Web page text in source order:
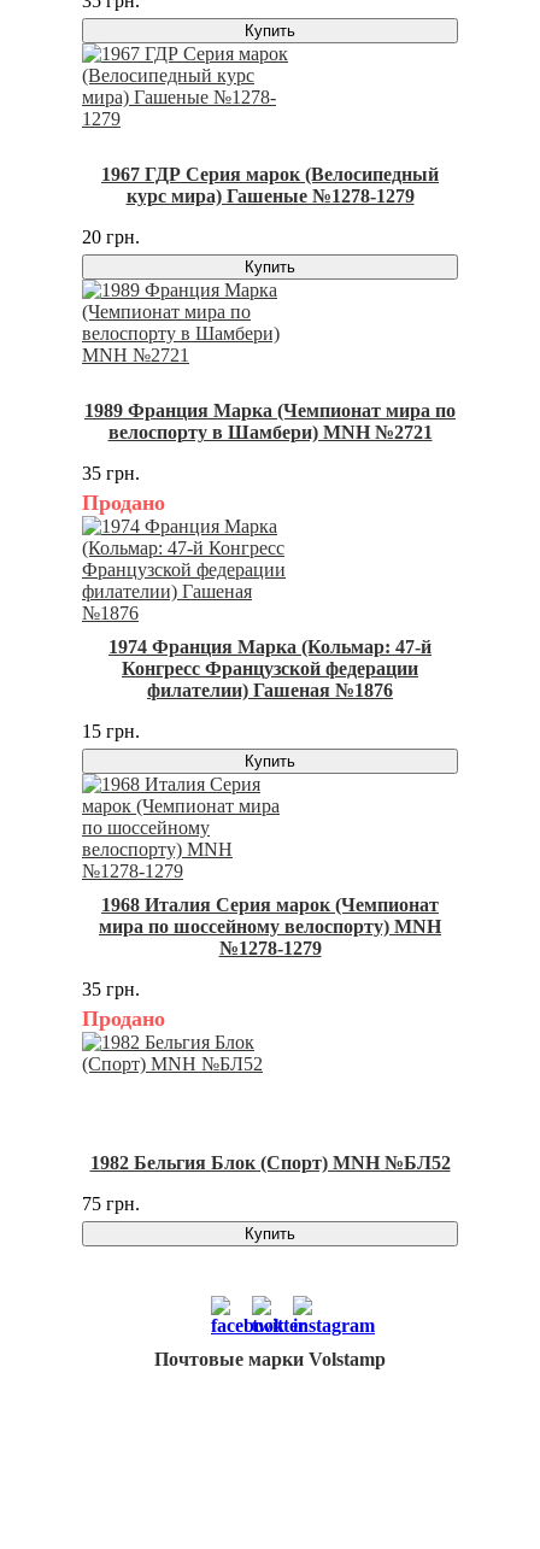
Купить
1967 ГДР Серия марок (Велосипедный
курс мира) Гашеные №1278-1279
20 грн.
Купить
1989 Франция Марка (Чемпионат мира по
велоспорту в Шамбери) MNH №2721
35 грн.
Продано
1974 Франция Марка (Кольмар: 47-й
Конгресс Французской федерации
филателии) Гашеная №1876
15 грн.
Купить
1968 Италия Серия марок (Чемпионат
мира по шоссейному велоспорту) MNH
№1278-1279
35 грн.
Продано
1982 Бельгия Блок (Спорт) MNH №БЛ52
75 грн.
Купить
Почтовые марки Volstamp